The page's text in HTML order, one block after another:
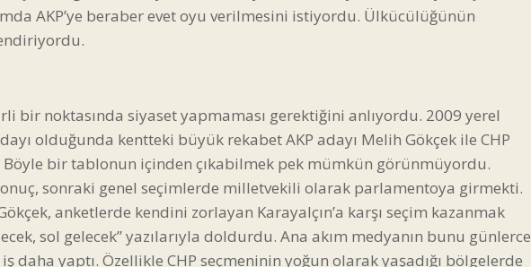
AKP’ye beraber evet oyu verilmesini istiyordu. Ülkücülüğünün
bir noktasında siyaset yapmaması gerektiğini anlıyordu. 2009 yerel
olduğunda kentteki büyük rekabet AKP adayı Melih Gökçek ile CHP
Böyle bir tablonun içinden çıkabilmek pek mümkün görünmüyordu.
sonraki genel seçimlerde milletvekili olarak parlamentoya girmekti.
anketlerde kendini zorlayan Karayalçın’a karşı seçim kazanmak
sol gelecek” yazılarıyla doldurdu. Ana akım medyanın bunu günlerce
daha yaptı. Özellikle CHP seçmeninin yoğun olarak yaşadığı bölgelerde